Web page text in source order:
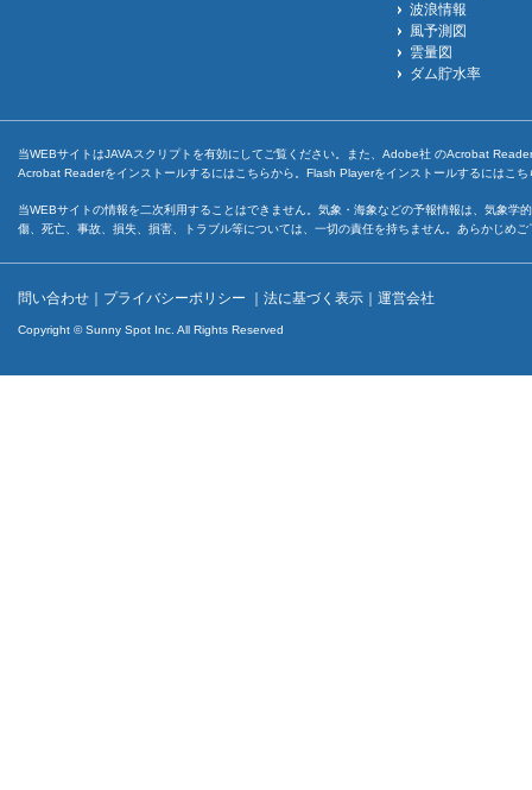
波浪情報
風予測図
雲量図
ダム貯水率
当WEBサイトはJAVAスクリプトを有効にしてご覧ください。また、Adobe社 のAcrobat
Acrobat Readerをインストールするには こちらから。Flash Playerをインストールするには こち
当WEBサイトの情報を二次利用することはできません。気象・海象などの予報情報は、気象
傷、死亡、事故、損失、損害、トラブル等については、一切の責任を持ちません。あらかじめ
問い合わせ ｜ プライバシーポリシー ｜ 法に基づく表示 ｜ 運営会社
Copyright © Sunny Spot Inc. All Rights Reserved